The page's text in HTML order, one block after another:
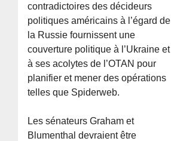
contradictoires des décideurs
politiques américains à l’égard de
la Russie fournissent une
couverture politique à l’Ukraine et
à ses acolytes de l’OTAN pour
planifier et mener des opérations
telles que Spiderweb.
Les sénateurs Graham et
Blumenthal devraient être